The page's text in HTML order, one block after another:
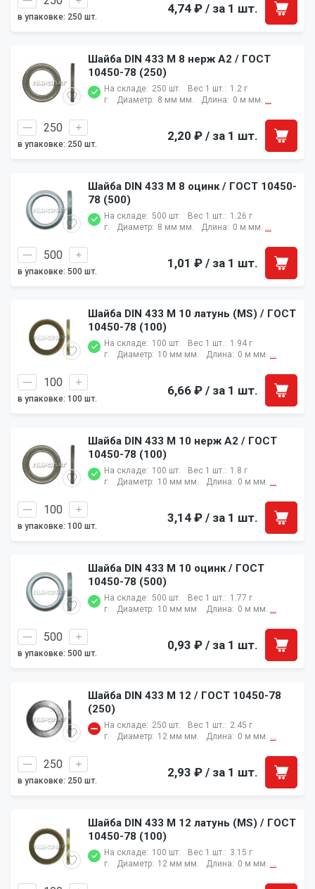
в упаковке: 250 шт.
4,74 ₽ / за 1 шт.
Шайба DIN 433 M 8 нерж A2 / ГОСТ
10450-78 (250)
На складе: 250 шт. Вес 1 шт.: 1.2 г
г.
Диаметр: 8 мм мм. Длина: 0 м мм. ...
в упаковке: 250 шт.
2,20 ₽ / за 1 шт.
Шайба DIN 433 M 8 оцинк / ГОСТ 10450-
78 (500)
На складе: 500 шт. Вес 1 шт.: 1.26 г
г.
Диаметр: 8 мм мм. Длина: 0 м мм. ...
в упаковке: 500 шт.
1,01 ₽ / за 1 шт.
Шайба DIN 433 M 10 латунь (MS) / ГОСТ
10450-78 (100)
На складе: 100 шт. Вес 1 шт.: 1.94 г
г.
Диаметр: 10 мм мм. Длина: 0 м мм. ...
в упаковке: 100 шт.
6,66 ₽ / за 1 шт.
Шайба DIN 433 M 10 нерж A2 / ГОСТ
10450-78 (100)
На складе: 100 шт. Вес 1 шт.: 1.8 г
г.
Диаметр: 10 мм мм. Длина: 0 м мм. ...
в упаковке: 100 шт.
3,14 ₽ / за 1 шт.
Шайба DIN 433 M 10 оцинк / ГОСТ
10450-78 (500)
На складе: 500 шт. Вес 1 шт.: 1.77 г
г.
Диаметр: 10 мм мм. Длина: 0 м мм. ...
в упаковке: 500 шт.
0,93 ₽ / за 1 шт.
Шайба DIN 433 M 12 / ГОСТ 10450-78
(250)
На складе: 250 шт. Вес 1 шт.: 2.45 г
г.
Диаметр: 12 мм мм. Длина: 0 м мм. ...
в упаковке: 250 шт.
2,93 ₽ / за 1 шт.
Шайба DIN 433 M 12 латунь (MS) / ГОСТ
10450-78 (100)
На складе: 100 шт. Вес 1 шт.: 3.15 г
г.
Диаметр: 12 мм мм. Длина: 0 м мм. ...